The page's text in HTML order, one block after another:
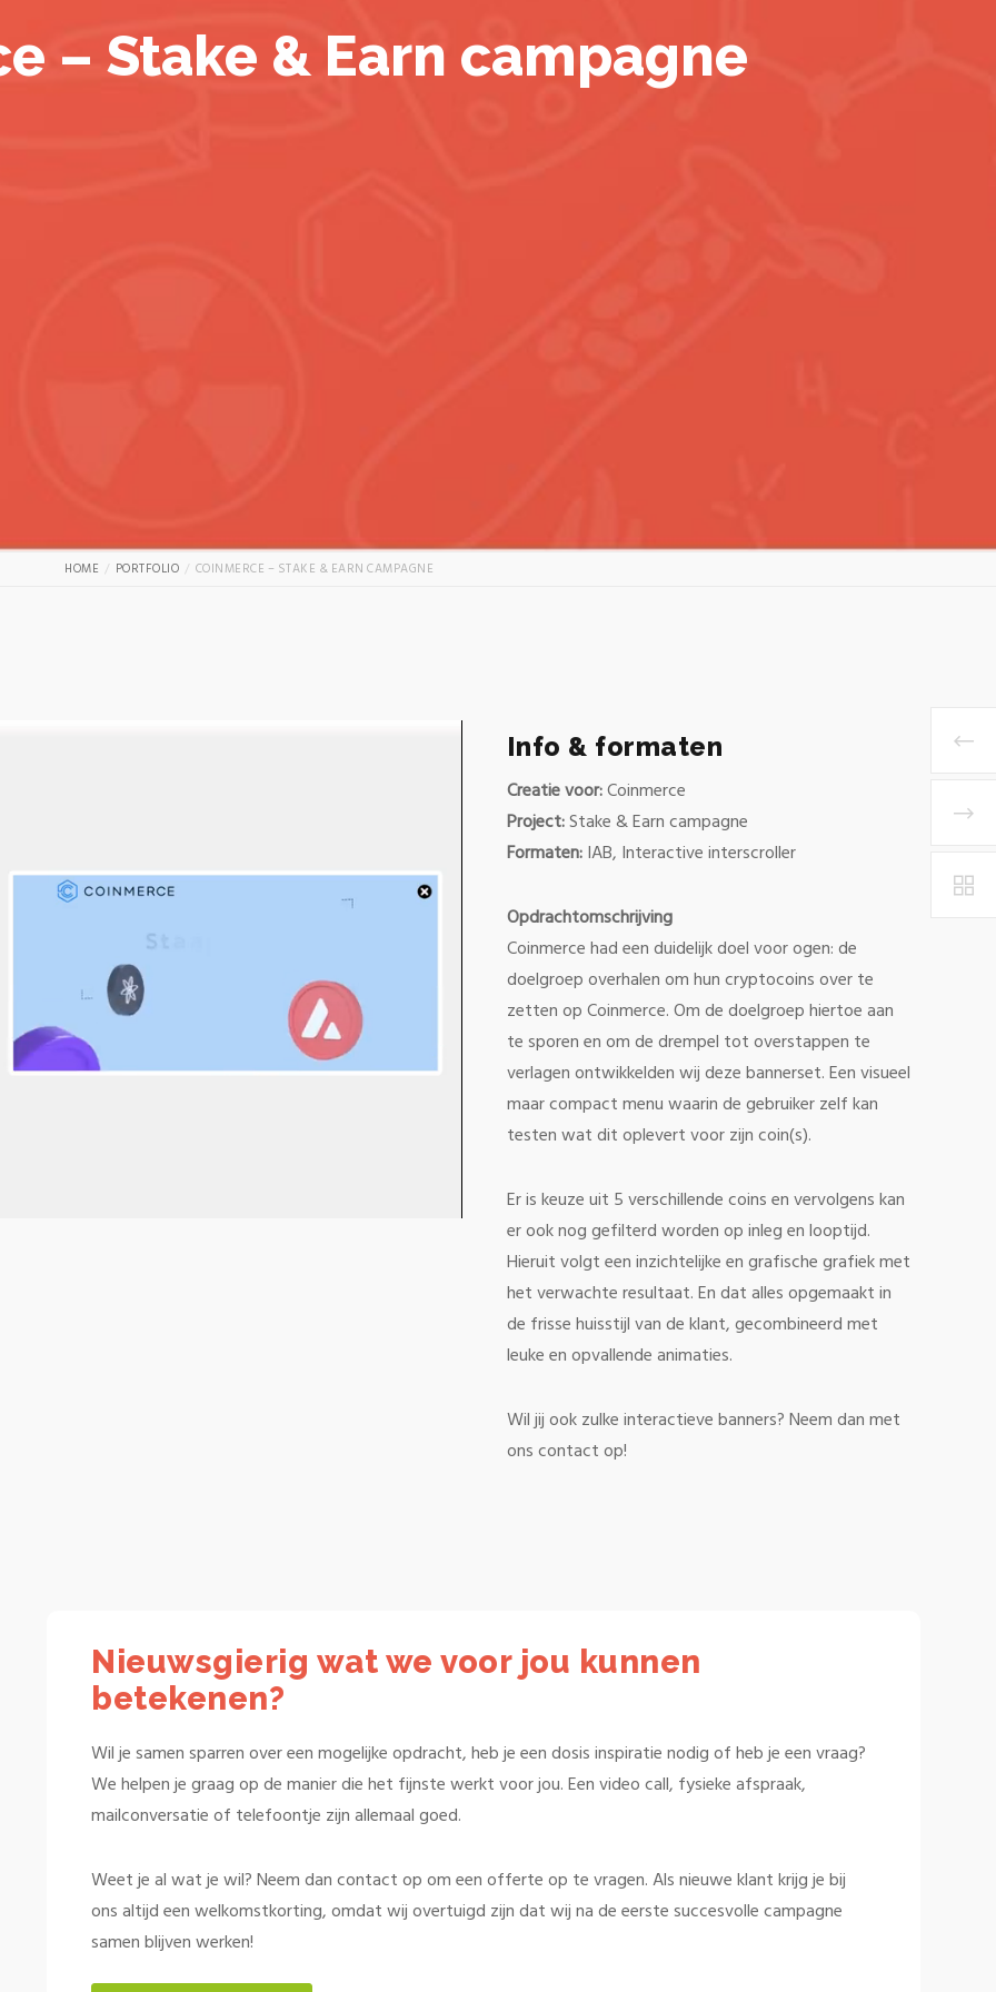
– Stake & Earn campagne
HOME PORTFOLIO COINMERCE – STAKE & EARN CAMPAGNE
Info & formaten
Creatie voor:Coinmerce
Project:Stake & Earn campagne
Formaten:IAB, Interactive interscroller
Opdrachtomschrijving
Coinmerce had een duidelijk doel voor ogen: de
doelgroep overhalen om hun cryptocoins over te
zetten op Coinmerce. Om de doelgroep hiertoe aan
te sporen en om de drempel tot overstappen te
verlagen ontwikkelden wij deze bannerset.Een visueel
maar compact menu waarin de gebruiker zelf kan
testen wat dit oplevert voor zijn coin(s).
Er is keuze uit 5 verschillende coins en vervolgens kan
er ook nog gefilterd worden op inleg en looptijd.
Hieruit volgt een inzichtelijke en grafische grafiek met
het verwachte resultaat. En dat alles opgemaakt in
de frisse huisstijl van de klant, gecombineerd met
leuke en opvallende animaties.
Wil jij ook zulke interactieve banners? Neem dan met
ons contact op!
Nieuwsgierig wat we voor jou kunnen
betekenen?
Wil je samen sparren over een mogelijke opdracht, heb je een dosis inspiratie nodig of heb je een vraag?
We helpen je graag op de manier die het fijnste werkt voor jou. Een video call, fysieke afspraak,
mailconversatie of telefoontje zijn allemaal goed.
Weet je al wat je wil? Neem dan contact op om een offerte op te vragen. Als nieuwe klant krijg je bij
ons altijd een welkomstkorting, omdat wij overtuigd zijn dat wij na de eerste succesvolle campagne
samen blijven werken!